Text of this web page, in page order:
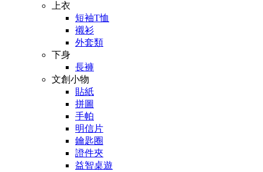
上衣
短袖T恤
襯衫
外套類
下身
長褲
文創小物
貼紙
拼圖
手帕
明信片
鑰匙圈
證件夾
益智桌遊